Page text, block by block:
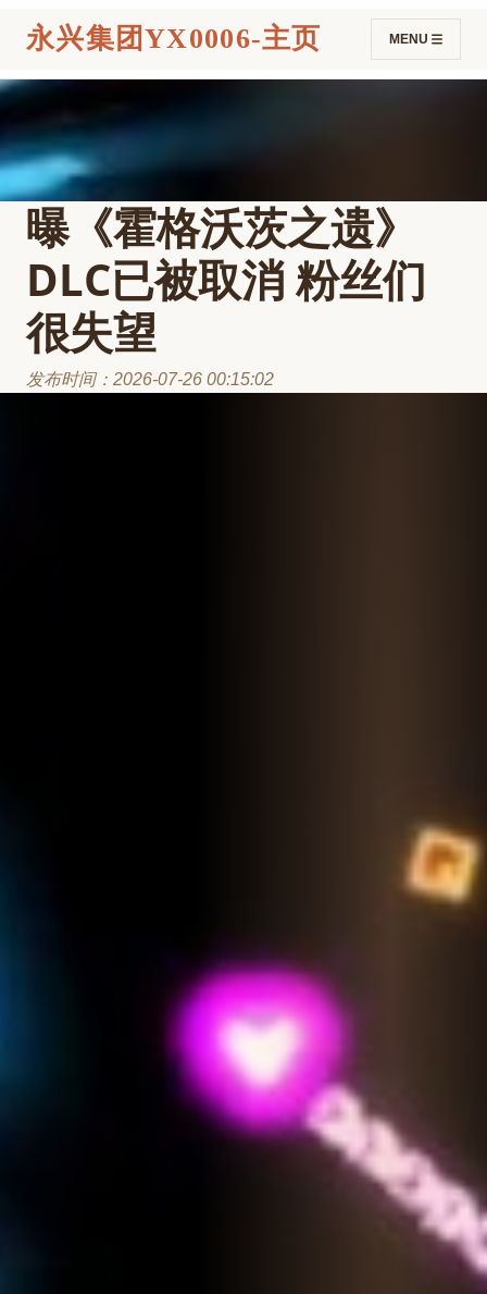
永兴集团YX0006-主页 MENU
曝《霍格沃茨之遗》
DLC已被取消 粉丝们
很失望
发布时间：2026-07-26 00:15:02